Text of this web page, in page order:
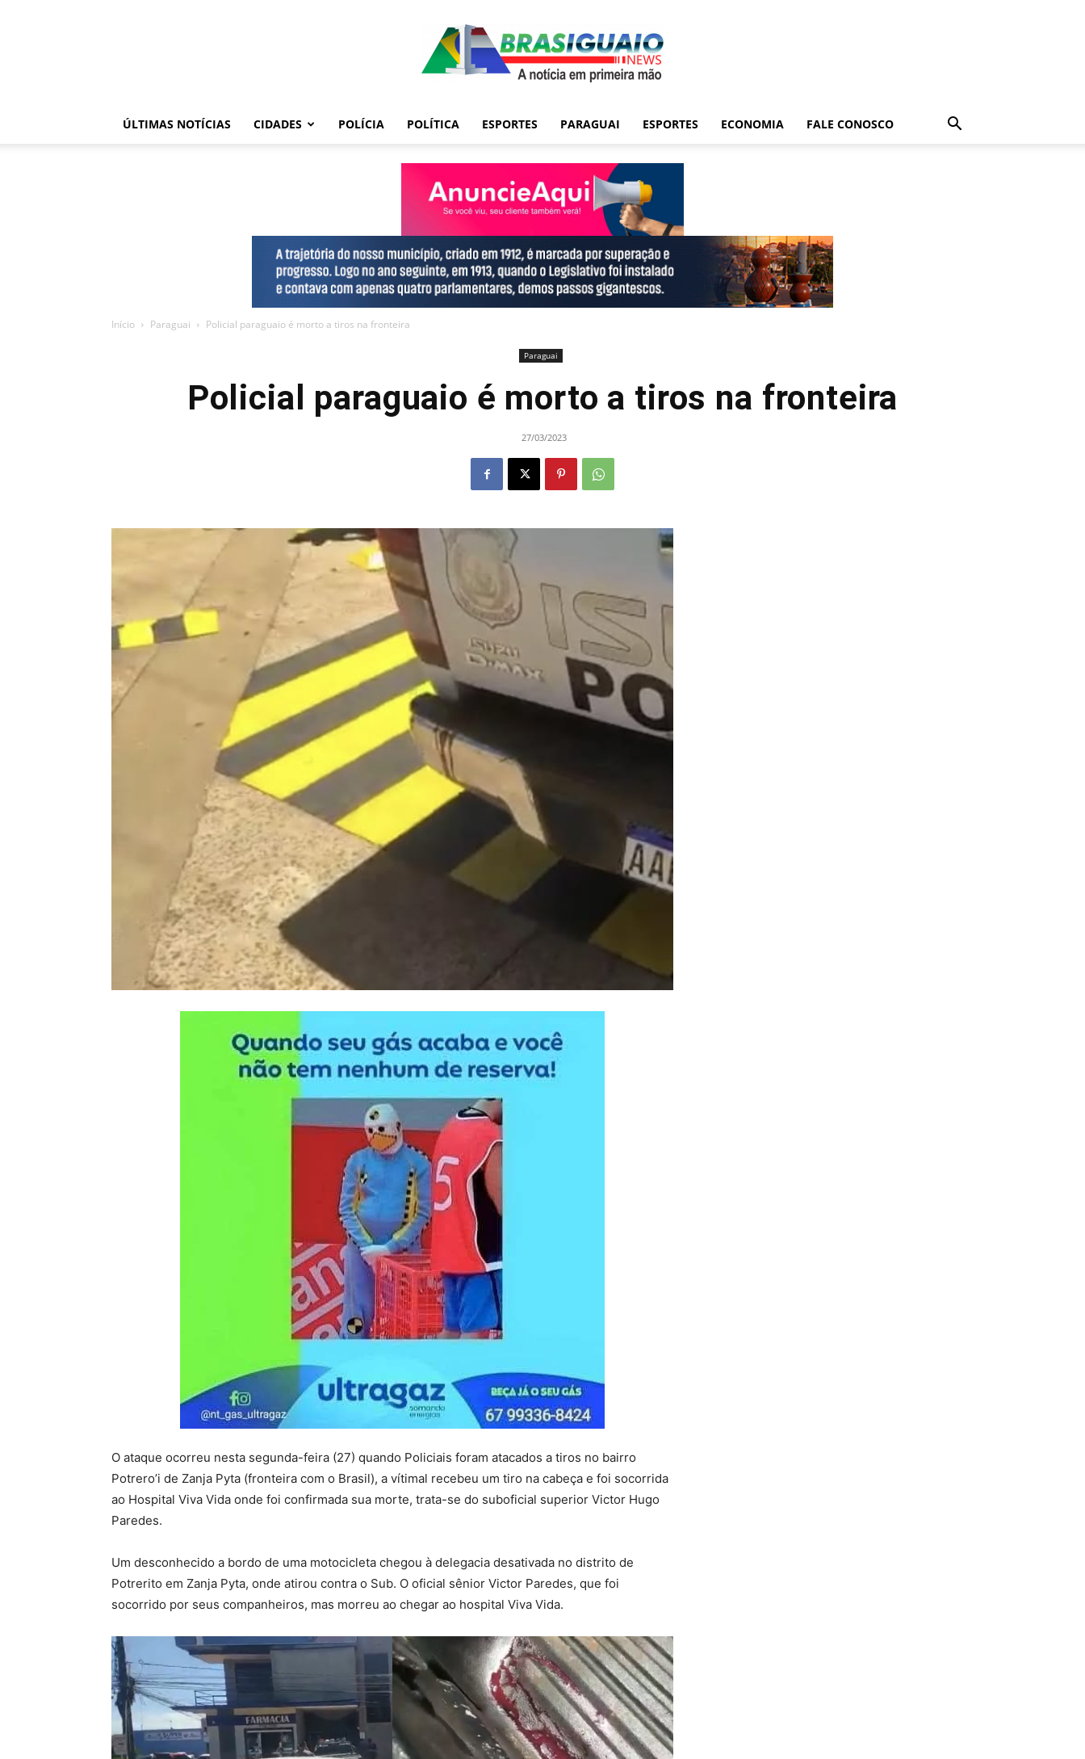
ÚLTIMAS NOTÍCIAS CIDADES POLÍCIA POLÍTICA ESPORTES PARAGUAI ESPORTES ECONOMIA FALE CONOSCO
Início Paraguai Policial paraguaio é morto a tiros na fronteira
Paraguai
Policial paraguaio é morto a tiros na fronteira
27/03/2023
O ataque ocorreu nesta segunda-feira (27) quando Policiais foram atacados a tiros no bairro
Potrero’i de Zanja Pyta (fronteira com o Brasil), a vítimal recebeu um tiro na cabeça e foi socorrida
ao Hospital Viva Vida onde foi confirmada sua morte, trata-se do suboficial superior Victor Hugo
Paredes.
Um desconhecido a bordo de uma motocicleta chegou à delegacia desativada no distrito de
Potrerito em Zanja Pyta, onde atirou contra o Sub. O oficial sênior Victor Paredes, que foi
socorrido por seus companheiros, mas morreu ao chegar ao hospital Viva Vida.